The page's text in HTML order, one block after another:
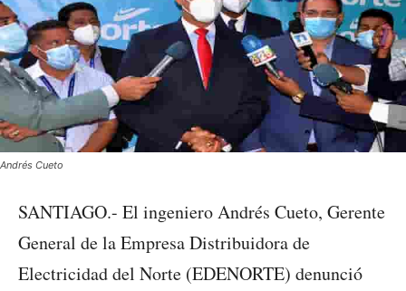
Andrés Cueto
SANTIAGO.- El ingeniero Andrés Cueto, Gerente
General de la Empresa Distribuidora de
Electricidad del Norte (EDENORTE) denunció